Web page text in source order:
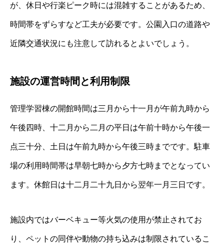
が、休日や行楽ピーク時には混雑することがあるため、
時間帯をずらすなど工夫が必要です。公園入口の道路や
近隣交通状況にも注意して訪れるとよいでしょう。
施設の運営時間と利用制限
管理学習棟の開館時間は三月から十一月が午前九時から
午後四時、十二月から二月の平日は午前十時から午後一
点三十分、土日は午前九時から午後三時までです。駐車
場の利用時間帯は早朝七時から夕方七時までとなってい
ます。休館日は十二月二十九日から翌年一月三日です。
施設内ではバーベキュー等火気の使用が禁止されてお
り、ペットの同伴や動物の持ち込みは制限されているこ